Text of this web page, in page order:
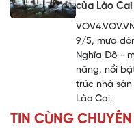
của Lào Cai
9/5, mưa
Nghĩa Đô -
năng, nổi
trúc nhà
Lào Cai.
TIN CÙNG